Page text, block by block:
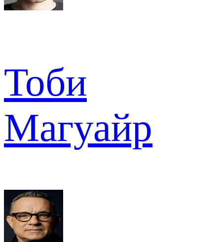
Тоби
Магуайр